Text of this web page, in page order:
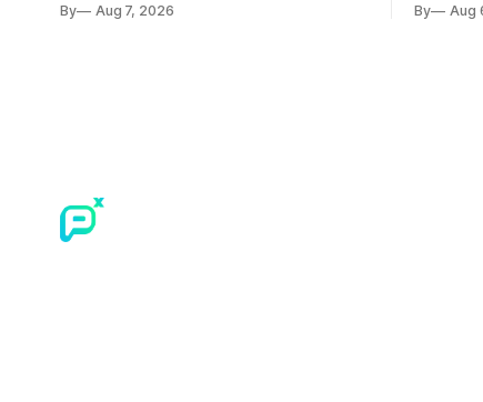
เทคโนโลยี AI พัฒนาการเรียนรู้แบบ
By Aug 7, 2026
พัฒนา AI
By Aug